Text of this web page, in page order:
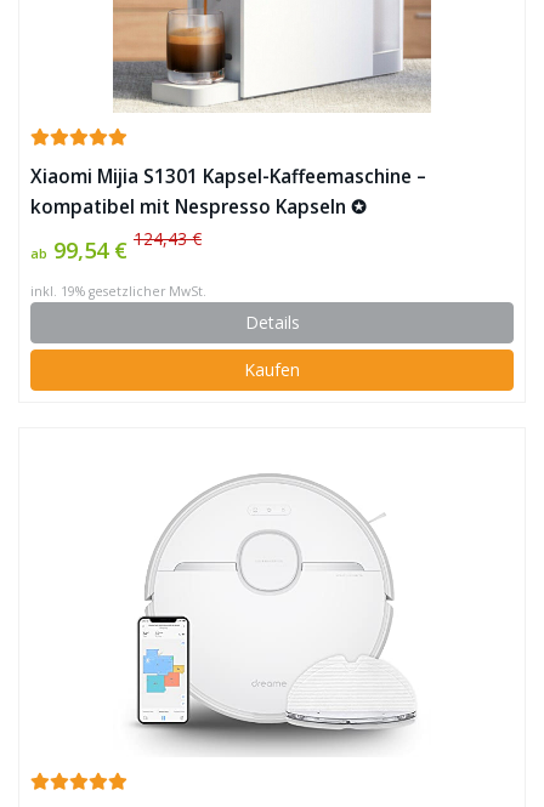
Xiaomi Mijia S1301 Kapsel-Kaffeemaschine –
kompatibel mit Nespresso Kapseln ✪
ab 99,54 € 124,43 €
inkl. 19% gesetzlicher MwSt.
Details
Kaufen